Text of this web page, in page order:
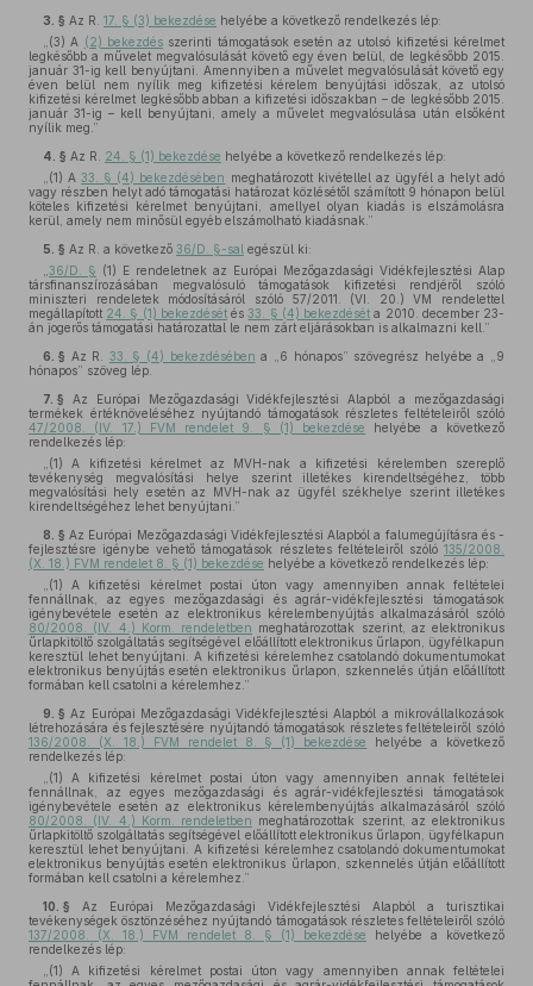
3. § Az R. 17. § (3) bekezdése helyébe a következő rendelkezés lép:
„(3) A (2) bekezdésszerinti támogatások esetén az utolsó kifizetési kérelmet
legkésőbb a művelet megvalósulását követő egy éven belül, de legkésőbb 2015.
január 31-ig kell benyújtani. Amennyiben a művelet megvalósulását követő egy
éven belül nem nyílik meg kifizetési kérelem benyújtási időszak, az utolsó
kifizetési kérelmet legkésőbb abban a kifizetési időszakban – de legkésőbb 2015.
január 31-ig – kell benyújtani, amely a művelet megvalósulása után elsőként
nyílik meg.”
4. § Az R. 24. § (1) bekezdése helyébe a következő rendelkezés lép:
„(1) A33. § (4) bekezdésében meghatározott kivétellel az ügyfél a helyt adó
vagy részben helyt adó támogatási határozat közlésétől számított 9 hónapon belül
köteles kifizetési kérelmet benyújtani, amellyel olyan kiadás is elszámolásra
kerül, amely nem minősül egyéb elszámolható kiadásnak.”
5. § Az R. a következő 36/D. §-sal egészül ki:
36/D. § (1) E rendeletnek az Európai Mezőgazdasági Vidékfejlesztési Alap
társfinanszírozásában megvalósuló támogatások kifizetési rendjéről szóló
miniszteri rendeletek módosításáról szóló 57/2011. (VI. 20.) VM rendelettel
megállapított 24. § (1) bekezdésétés33. § (4) bekezdését a 2010. december 23-
án jogerős támogatási határozattal le nem zárt eljárásokban is alkalmazni kell.”
6. § Az R. 33. § (4) bekezdésében a „6 hónapos” szövegrész helyébe a „9
hónapos” szöveg lép.
7. § Az Európai Mezőgazdasági Vidékfejlesztési Alapból a mezőgazdasági
termékek értéknöveléséhez nyújtandó támogatások részletes feltételeiről szóló
47/2008. (IV. 17.) FVM rendelet 9. § (1) bekezdése helyébe a következő
rendelkezés lép:
„(1) A kifizetési kérelmet az MVH-nak a kifizetési kérelemben szereplő
tevékenység megvalósítási helye szerint illetékes kirendeltségéhez, több
megvalósítási hely esetén az MVH-nak az ügyfél székhelye szerint illetékes
kirendeltségéhez lehet benyújtani.”
8. § Az Európai Mezőgazdasági Vidékfejlesztési Alapból a falumegújításra és -
fejlesztésre igénybe vehető támogatások részletes feltételeiről szóló 135/2008.
(X. 18.) FVM rendelet 8. § (1) bekezdése helyébe a következő rendelkezés lép:
„(1) A kifizetési kérelmet postai úton vagy amennyiben annak feltételei
fennállnak, az egyes mezőgazdasági és agrár-vidékfejlesztési támogatások
igénybevétele esetén az elektronikus kérelembenyújtás alkalmazásáról szóló
80/2008. (IV. 4.) Korm. rendeletben meghatározottak szerint, az elektronikus
űrlapkitöltő szolgáltatás segítségével előállított elektronikus űrlapon, ügyfélkapun
keresztül lehet benyújtani. A kifizetési kérelemhez csatolandó dokumentumokat
elektronikus benyújtás esetén elektronikus űrlapon, szkennelés útján előállított
formában kell csatolni a kérelemhez.”
9. § Az Európai Mezőgazdasági Vidékfejlesztési Alapból a mikrovállalkozások
létrehozására és fejlesztésére nyújtandó támogatások részletes feltételeiről szóló
136/2008. (X. 18.) FVM rendelet 8. § (1) bekezdése
helyébe a következő
rendelkezés lép:
„(1) A kifizetési kérelmet postai úton vagy amennyiben annak feltételei
fennállnak, az egyes mezőgazdasági és agrár-vidékfejlesztési támogatások
igénybevétele esetén az elektronikus kérelembenyújtás alkalmazásáról szóló
80/2008. (IV. 4.) Korm. rendeletben meghatározottak szerint, az elektronikus
űrlapkitöltő szolgáltatás segítségével előállított elektronikus űrlapon, ügyfélkapun
keresztül lehet benyújtani. A kifizetési kérelemhez csatolandó dokumentumokat
elektronikus benyújtás esetén elektronikus űrlapon, szkennelés útján előállított
formában kell csatolni a kérelemhez.”
10. § Az Európai Mezőgazdasági Vidékfejlesztési Alapból a turisztikai
tevékenységek ösztönzéséhez nyújtandó támogatások részletes feltételeiről szóló
137/2008. (X. 18.) FVM rendelet 8. § (1) bekezdése helyébe a következő
rendelkezés lép:
„(1) A kifizetési kérelmet postai úton vagy amennyiben annak feltételei